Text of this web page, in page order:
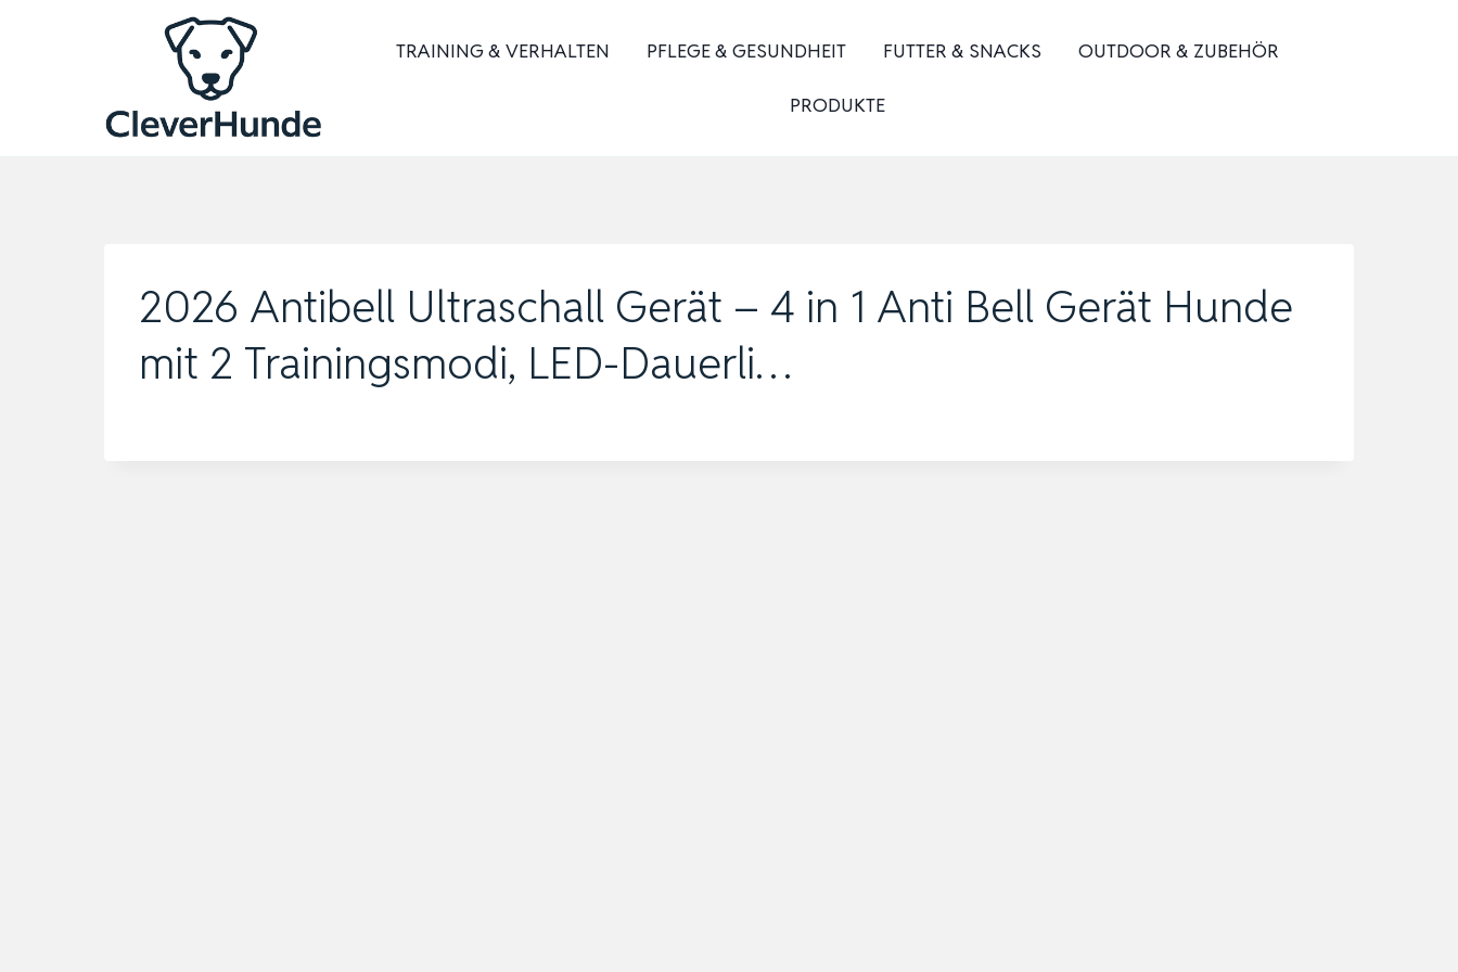
TRAINING & VERHALTEN PFLEGE & GESUNDHEIT FUTTER & SNACKS OUTDOOR & ZUBEHÖR
PRODUKTE
2026 Antibell Ultraschall Gerät – 4 in 1 Anti Bell Gerät Hunde
mit 2 Trainingsmodi, LED-Dauerli…